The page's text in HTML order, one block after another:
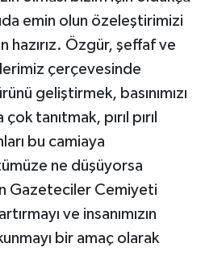
emin olun özeleştirimizi
hazırız. Özgür, şeffaf ve
çerçevesinde
geliştirmek, basınımızı
tanıtmak, pırıl pırıl
bu camiaya
ne düşüyorsa
Gazeteciler Cemiyeti
ve insanımızın
bir amaç olarak